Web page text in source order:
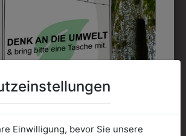
Einwilligung, bevor Sie unsere